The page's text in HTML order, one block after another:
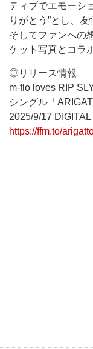
ティブでエモーシ
りがとう”とし、
そしてファンへの
ケット写真とコラ
◎リリース情報
m-flo loves RIP
シングル「
2025/9/17
https://ffm.to/